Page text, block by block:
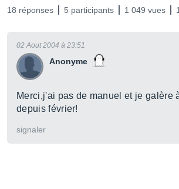
18 réponses 5 participants 1 049 vues
Anonyme
02 Aout 2004 à 23:51
Merci,j'ai pas de manuel et je galère
depuis février!
signaler